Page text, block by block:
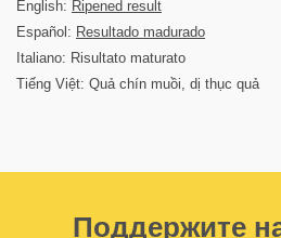
English: Ripened result
Español: Resultado madurado
Italiano: Risultato maturato
Tiếng Việt: Quả chín muồi, dị thục quả
Поддержите